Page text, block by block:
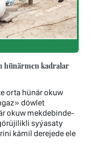
hünärmen kadralar
orta hünär okuw
döwlet
okuw mekdebinde-
syýasaty
kämil derejede ele